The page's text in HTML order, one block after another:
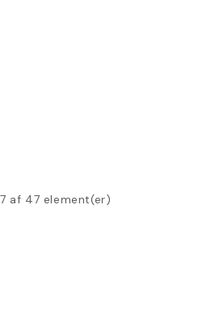
af 47 element(er)